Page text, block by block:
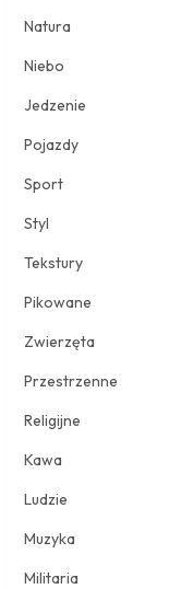
Natura
Niebo
Jedzenie
Pojazdy
Sport
Styl
Tekstury
Pikowane
Zwierzęta
Przestrzenne
Religijne
Kawa
Ludzie
Muzyka
Militaria